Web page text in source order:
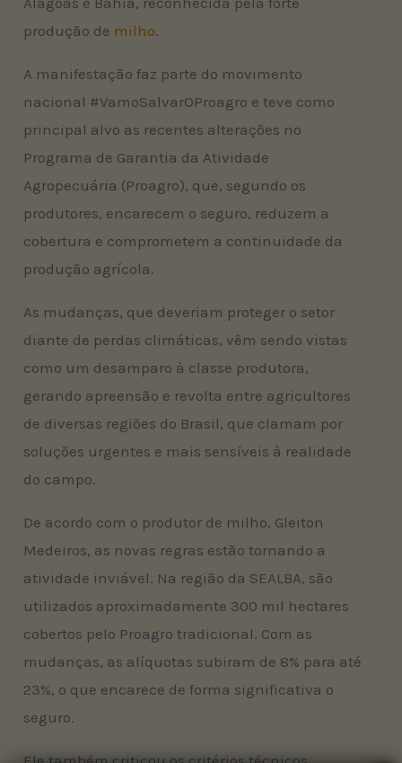
produção de milho.
A manifestação faz parte do movimento
nacional #VamoSalvarOProagro e teve como
principal alvo as recentes alterações no
Programa de Garantia da Atividade
Agropecuária (Proagro), que, segundo os
produtores, encarecem o seguro, reduzem a
cobertura e comprometem a continuidade da
produção agrícola.
As mudanças, que deveriam proteger o setor
diante de perdas climáticas, vêm sendo vistas
como um desamparo à classe produtora,
gerando apreensão e revolta entre agricultores
de diversas regiões do Brasil, que clamam por
soluções urgentes e mais sensíveis à realidade
do campo.
De acordo com o produtor de milho, Gleiton
Medeiros, as novas regras estão tornando a
atividade inviável. Na região da SEALBA, são
utilizados aproximadamente 300 mil hectares
cobertos pelo Proagro tradicional. Com as
mudanças, as alíquotas subiram de 8% para até
23%, o que encarece de forma significativa o
seguro.